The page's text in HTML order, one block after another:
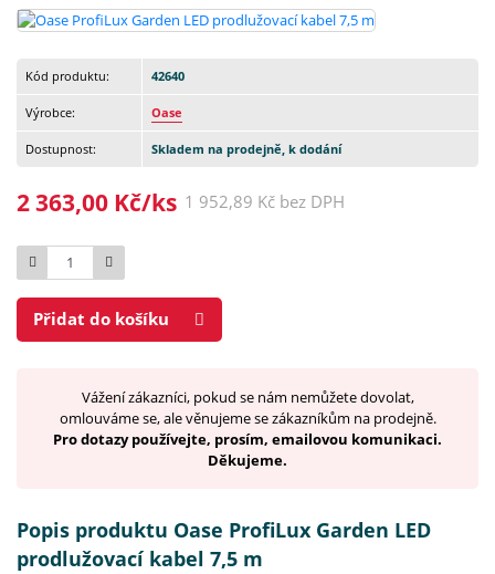
Kód produktu: 42640
Výrobce: Oase
Dostupnost: Skladem na prodejně, k dodání
2 363,00 Kč/ks 1 952,89 Kč bez DPH
Počet
Přidat do košíku
Vážení zákazníci, pokud se nám nemůžete dovolat,
omlouváme se, ale věnujeme se zákazníkům na prodejně.
Pro dotazy používejte, prosím, emailovou komunikaci.
Děkujeme.
Popis produktu Oase ProfiLux Garden LED
prodlužovací kabel 7,5 m